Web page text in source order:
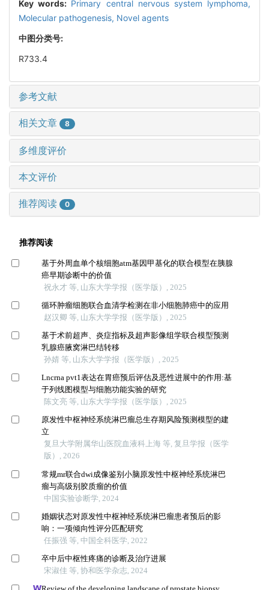
Key words: Primary central nervous system lymphoma,
Molecular pathogenesis, Novel agents
中图分类号:
R733.4
参考文献
相关文章 8
多维度评价
本文评价
推荐阅读 0